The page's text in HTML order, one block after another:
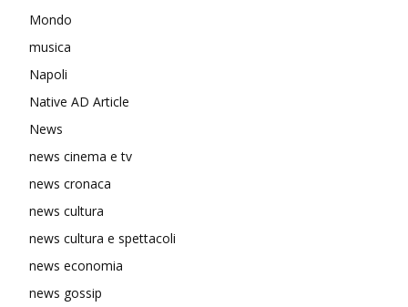
Mondo
musica
Napoli
Native AD Article
News
news cinema e tv
news cronaca
news cultura
news cultura e spettacoli
news economia
news gossip